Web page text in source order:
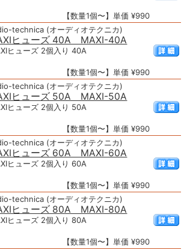
【数量1個〜】単価 ¥990
technica (オーディオテクニカ)
ヒューズ 40A MAXI-40A
ヒューズ 2個入り 40A
【数量1個〜】単価 ¥990
technica (オーディオテクニカ)
ヒューズ 50A MAXI-50A
ヒューズ 2個入り 50A
【数量1個〜】単価 ¥990
technica (オーディオテクニカ)
ヒューズ 60A MAXI-60A
ヒューズ 2個入り 60A
【数量1個〜】単価 ¥990
technica (オーディオテクニカ)
ヒューズ 80A MAXI-80A
ヒューズ 2個入り 80A
【数量1個〜】単価 ¥990